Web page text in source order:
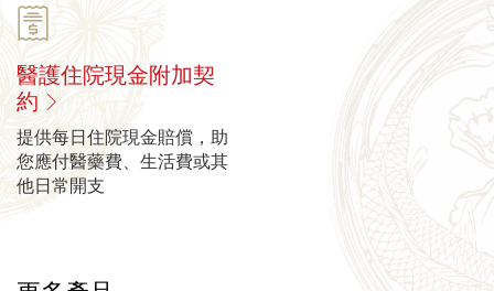
醫護住院現金附加契
約
提供每日住院現金賠償，助
您應付醫藥費、生活費或其
他日常開支